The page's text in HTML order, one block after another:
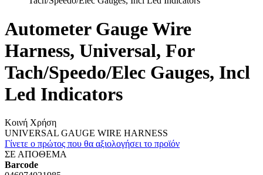
Autometer Gauge Wire
Harness, Universal, For
Tach/Speedo/Elec Gauges, Incl
Led Indicators
Κοινή Χρήση
UNIVERSAL GAUGE WIRE HARNESS
Γίνετε ο πρώτος που θα αξιολογήσει το προϊόν
ΣΕ ΑΠΟΘΕΜΑ
Barcode